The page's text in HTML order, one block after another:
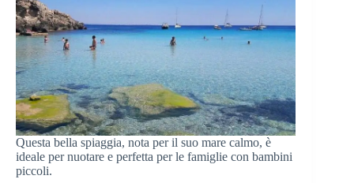
Questa bella spiaggia, nota per il suo mare calmo, è
ideale per nuotare e perfetta per le famiglie con bambini
piccoli.